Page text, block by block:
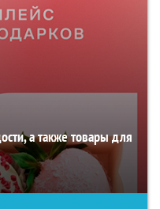
а также товары для